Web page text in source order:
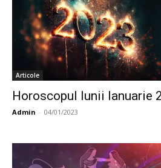
Articole
Horoscopul lunii Ianuarie
Admin - 04/01/2023